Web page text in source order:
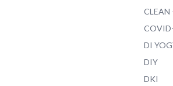
CLEAN
DI
DIY
DKI